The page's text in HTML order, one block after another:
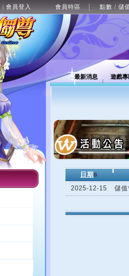
| 會員登入 會員特區 點數 / 儲
最新消息 遊戲
日期 6
2025-12-15
儲